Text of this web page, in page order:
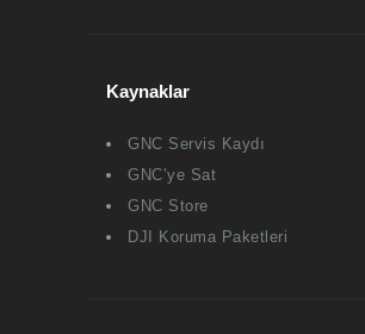
Kaynaklar
GNC Servis Kaydı
GNC’ye Sat
GNC Store
DJI Koruma Paketleri